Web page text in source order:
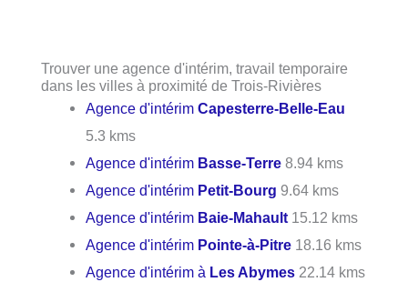
Trouver une agence d'intérim, travail temporaire
dans les villes à proximité de Trois-Rivières
Agence d'intérimCapesterre-Belle-Eau
5.3 kms
Agence d'intérim Basse-Terre 8.94 kms
Agence d'intérim Petit-Bourg 9.64 kms
Agence d'intérim Baie-Mahault 15.12 kms
Agence d'intérim Pointe-à-Pitre 18.16 kms
Agence d'intérim à Les Abymes 22.14 kms